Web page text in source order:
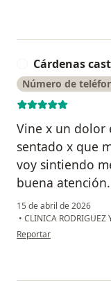
Cárdenas
Número de
Vine x un dolor
sentado x que
voy sintiendo
buena atención.
15 de abril de 2026
• CLINICA RODRIGUEZ
en opinión del usuario
Reportar